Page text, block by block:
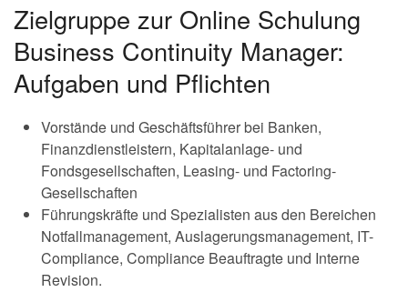
Zielgruppe zur Online Schulung
Business Continuity Manager:
Aufgaben und Pflichten
Vorstände und Geschäftsführer bei Banken,
Finanzdienstleistern, Kapitalanlage- und
Fondsgesellschaften, Leasing- und Factoring-
Gesellschaften
Führungskräfte und Spezialisten aus den Bereichen
Notfallmanagement, Auslagerungsmanagement, IT-
Compliance, Compliance Beauftragte und Interne
Revision.